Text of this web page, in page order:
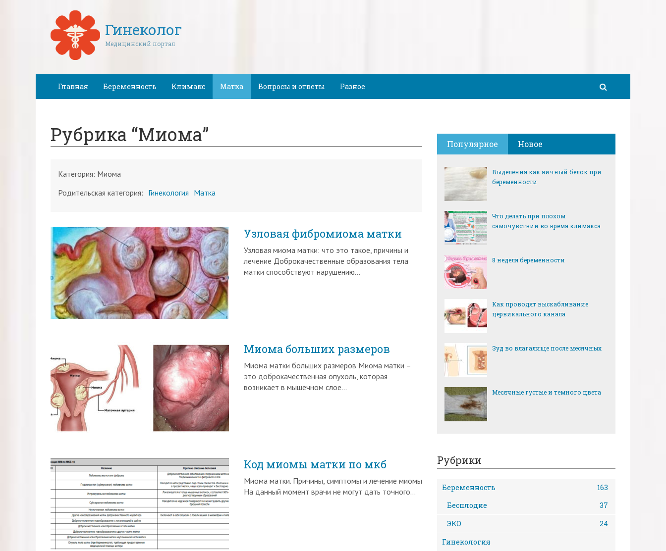
Гинеколог
Медицинский портал
Главная Беременность Климакс Матка Вопросы и ответы Разное
Рубрика “Миома”
Категория: Миома
Родительская категория: Гинекология Матка
Узловая фибромиома матки
Узловая миома матки: что это такое, причины и
лечение Доброкачественные образования тела
матки способствуют нарушению…
Миома больших размеров
Миома матки больших размеров Миома матки –
это доброкачественная опухоль, которая
возникает в мышечном слое…
Код миомы матки по мкб
Миома матки. Причины, симптомы и лечение миомы
На данный момент врачи не могут дать точного…
Популярное Новое
Выделения как яичный белок при
беременности
Что делать при плохом
самочувствии во время климакса
8 неделя беременности
Как проводят выскабливание
цервикального канала
Зуд во влагалище после месячных
Месячные густые и темного цвета
Рубрики
Беременность
163
Бесплодие
37
ЭКО
24
Гинекология